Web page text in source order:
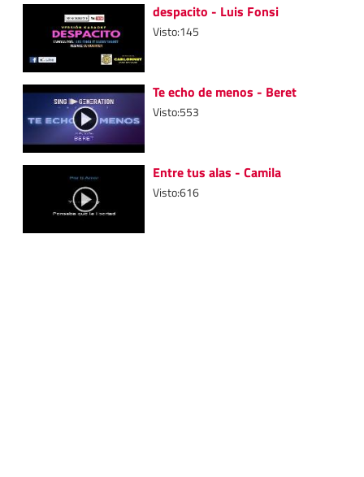
despacito - Luis Fonsi
Visto:145
Te echo de menos - Beret
Visto:553
Entre tus alas - Camila
Visto:616